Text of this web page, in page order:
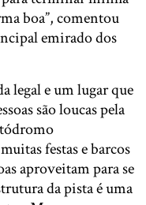
boa”, comentou
emirado dos
legal e um lugar que
são loucas pela
festas e barcos
aproveitam para se
da pista é uma